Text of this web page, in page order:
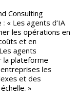
Consulting
« Les agents d’IA
les opérations en
et en
agents
la plateforme
les
et des
»